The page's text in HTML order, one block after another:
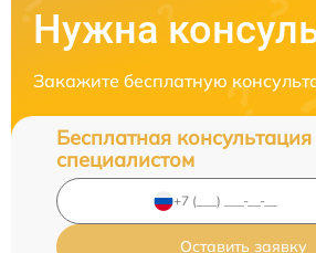
Нужна
Закажите бесплатную
Бесплатная консультация
специалистом
Оставить заявку